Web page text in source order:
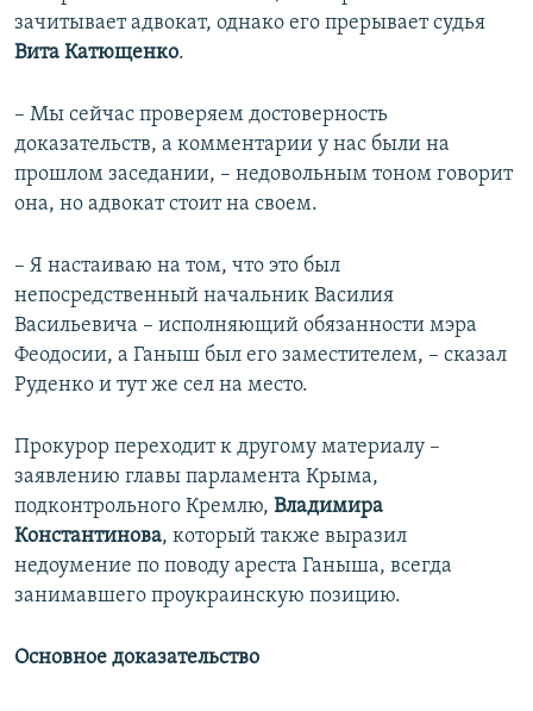
зачитывает адвокат, однако его прерывает судья
Вита Катющенко.
– Мы сейчас проверяем достоверность
доказательств, а комментарии у нас были на
прошлом заседании, – недовольным тоном говорит
она, но адвокат стоит на своем.
– Я настаиваю на том, что это был
непосредственный начальник Василия
Васильевича – исполняющий обязанности мэра
Феодосии, а Ганыш был его заместителем, – сказал
Руденко и тут же сел на место.
Прокурор переходит к другому материалу –
заявлению главы парламента Крыма,
подконтрольного Кремлю, Владимира
Константинова, который также выразил
недоумение по поводу ареста Ганыша, всегда
занимавшего проукраинскую позицию.
Основное доказательство